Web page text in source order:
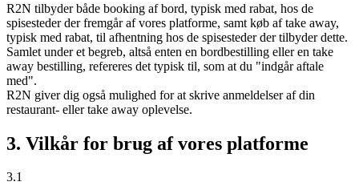
R2N tilbyder både booking af bord, typisk med rabat, hos de
spisesteder der fremgår af vores platforme, samt køb af take away,
typisk med rabat, til afhentning hos de spisesteder der tilbyder dette.
Samlet under et begreb, altså enten en bordbestilling eller en take
away bestilling, refereres det typisk til, som at du "indgår aftale
med".
R2N giver dig også mulighed for at skrive anmeldelser af din
restaurant- eller take away oplevelse.
3. Vilkår for brug af vores platforme
3.1